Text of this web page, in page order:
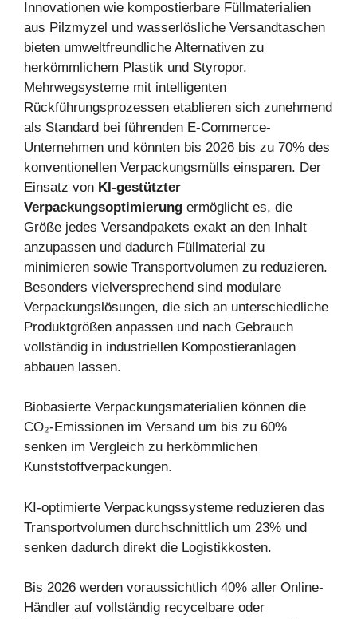
Innovationen wie kompostierbare Füllmaterialien
aus Pilzmyzel und wasserlösliche Versandtaschen
bieten umweltfreundliche Alternativen zu
herkömmlichem Plastik und Styropor.
Mehrwegsysteme mit intelligenten
Rückführungsprozessen etablieren sich zunehmend
als Standard bei führenden E-Commerce-
Unternehmen und könnten bis 2026 bis zu 70% des
konventionellen Verpackungsmülls einsparen. Der
Einsatz von KI-gestützter
Verpackungsoptimierung ermöglicht es, die
Größe jedes Versandpakets exakt an den Inhalt
anzupassen und dadurch Füllmaterial zu
minimieren sowie Transportvolumen zu reduzieren.
Besonders vielversprechend sind modulare
Verpackungslösungen, die sich an unterschiedliche
Produktgrößen anpassen und nach Gebrauch
vollständig in industriellen Kompostieranlagen
abbauen lassen.
Biobasierte Verpackungsmaterialien können die
CO₂-Emissionen im Versand um bis zu 60%
senken im Vergleich zu herkömmlichen
Kunststoffverpackungen.
KI-optimierte Verpackungssysteme reduzieren das
Transportvolumen durchschnittlich um 23% und
senken dadurch direkt die Logistikkosten.
Bis 2026 werden voraussichtlich 40% aller Online-
Händler auf vollständig recycelbare oder